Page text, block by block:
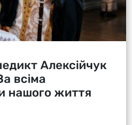
Алексійчук
всіма
нашого життя